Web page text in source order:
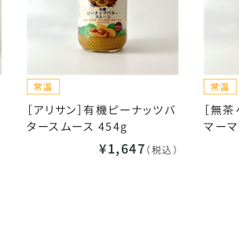
［アリサン］有機ピーナッツバ
タースムース 454g
¥1,647（税込）
［無
マー